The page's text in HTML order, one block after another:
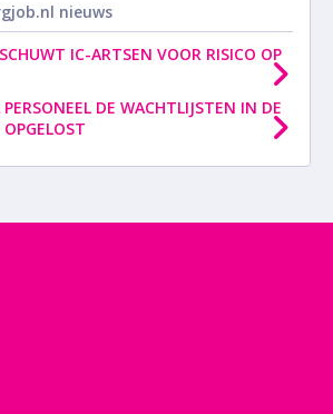
nieuws
IC-ARTSEN VOOR RISICO OP
DE WACHTLIJSTEN IN DE